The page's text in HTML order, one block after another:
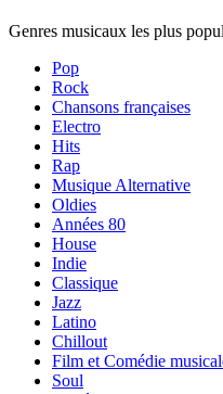
Genres musicaux les plus
Pop
Rock
Chansons françaises
Electro
Hits
Rap
Musique Alternative
Oldies
Années 80
House
Indie
Classique
Jazz
Latino
Chillout
Film et Comédie
Soul